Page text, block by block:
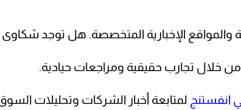
والمواقع الإخبارية المتخصصة. هل توجد
خلال تجارب حقيقية ومراجعات حيادية.
انفستنج لمتابعة أخبار الشركات وتحليلات